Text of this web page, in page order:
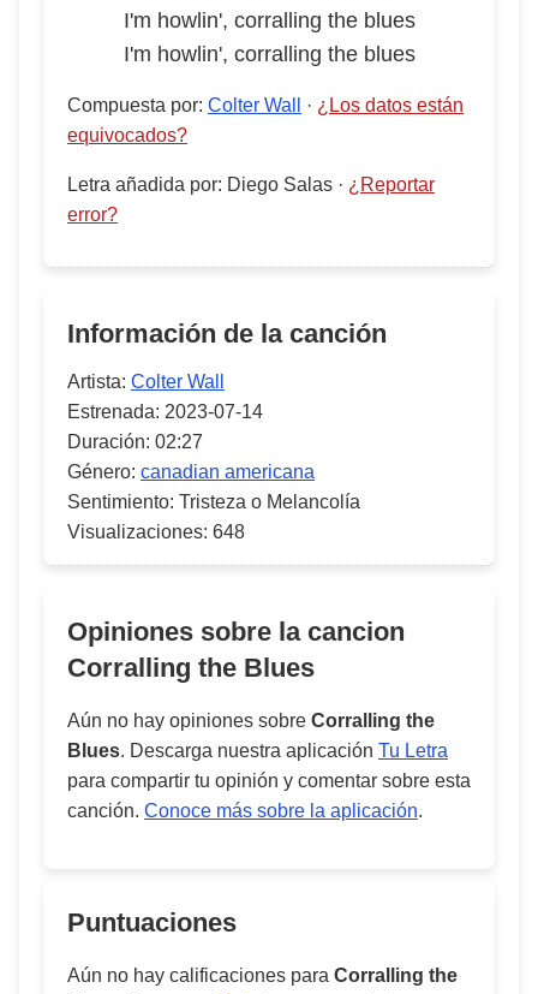
I'm howlin', corralling the blues
I'm howlin', corralling the blues
Compuesta por: Colter Wall · ¿Los datos están
equivocados?
Letra añadida por: Diego Salas · ¿Reportar
error?
Información de la canción
Artista: Colter Wall
Estrenada: 2023-07-14
Duración: 02:27
Género: canadian americana
Sentimiento: Tristeza o Melancolía
Visualizaciones: 648
Opiniones sobre la cancion
Corralling the Blues
Aún no hay opiniones sobre Corralling the
Blues. Descarga nuestra aplicación Tu Letra
para compartir tu opinión y comentar sobre esta
canción. Conoce más sobre la aplicación.
Puntuaciones
Aún no hay calificaciones para Corralling the